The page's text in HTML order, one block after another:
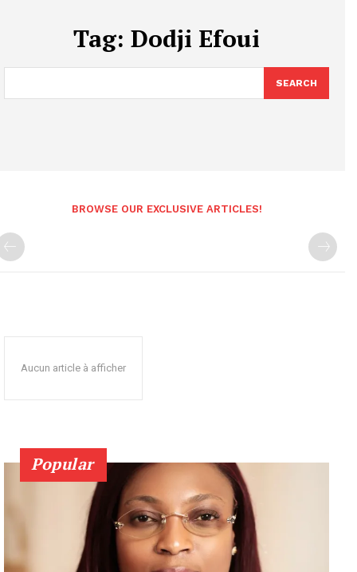
Tag: Dodji Efoui
SEARCH
BROWSE OUR EXCLUSIVE ARTICLES!
Aucun article à afficher
Popular